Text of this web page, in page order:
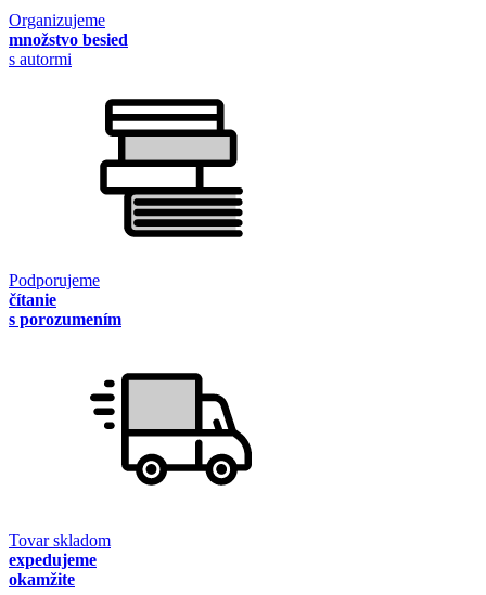
Organizujeme
množstvo besied
s autormi
Podporujeme
čítanie
s porozumením
Tovar skladom
expedujeme
okamžite